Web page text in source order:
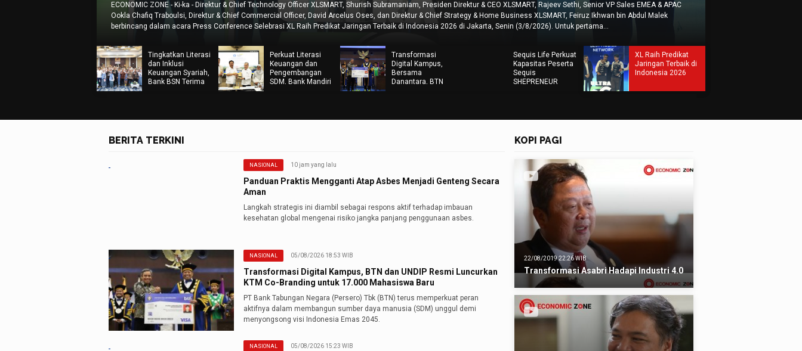
Chief Technology Officer XLSMART, Shurish Subramaniam, Presiden Direktur & CEO XLSMART, Rajeev Sethi, Senior VP Sales EMEA & APAC
Commercial Officer, David Arcelus Oses, dan Direktur & Chief Strategy & Home Business XLSMART, Feiruz Ikhwan bin Abdul Malek
Selebrasi XL Raih Predikat Jaringan Terbaik di Indonesia 2026 di Jakarta, Senin (3/8/2026). Untuk pertama…
ECONOMIC ZONE - Direktur Utama PT Bank Syariah Nasional Alex Sofjan Noor (kiri) dan
Company Visit Indonesia Student & Youth Forum (ISYF) Pelajar Peduli, Generasi Terlindungi
Kamis (6/8/2026). PT Bank Syariah Nasional (Bank BSN) menerima kunjungan peserta
Tingkatkan Literasi
dan Inklusi
Keuangan Syariah,
Bank BSN Terima
Perkuat Literasi
Keuangan dan
Pengembangan
SDM, Bank Mandiri
Transformasi
Digital Kampus,
Bersama
Danantara, BTN
Sequis Life Perkuat
Kapasitas Peserta
Sequis
SHEPRENEUR
XL Raih Predikat
Jaringan Terbaik di
Indonesia 2026
BERITA TERKINI
NASIONAL 10 jam yang lalu
Panduan Praktis Mengganti Atap Asbes Menjadi Genteng Secara
Aman
Langkah strategis ini diambil sebagai respons aktif terhadap imbauan
kesehatan global mengenai risiko jangka panjang penggunaan asbes.
NASIONAL 05/08/2026 18:53 WIB
Transformasi Digital Kampus, BTN dan UNDIP Resmi Luncurkan
KTM Co-Branding untuk 17.000 Mahasiswa Baru
PT Bank Tabungan Negara (Persero) Tbk (BTN) terus memperkuat peran
aktifnya dalam membangun sumber daya manusia (SDM) unggul demi
menyongsong visi Indonesia Emas 2045.
NASIONAL 05/08/2026 15:23 WIB
KOPI PAGI
22/08/2019 22:26 WIB
Transformasi Asabri Hadapi Industri 4.0